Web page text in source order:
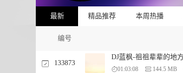
最新 精品推荐 本周热播
编号
133873
DJ蓝枫-祖祖辈辈的地
01:03:08 144.5 MB